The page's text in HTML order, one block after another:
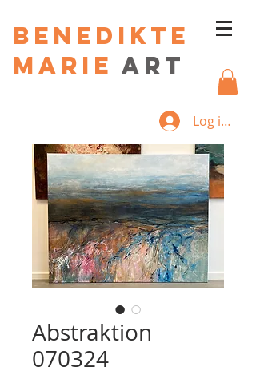
Benedikte
Marie art
Log ind
Abstraktion
070324